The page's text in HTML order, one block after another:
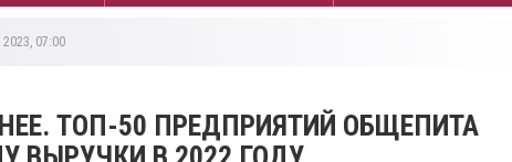
07:00
ТОП-50 ПРЕДПРИЯТИЙ ОБЩЕПИТА